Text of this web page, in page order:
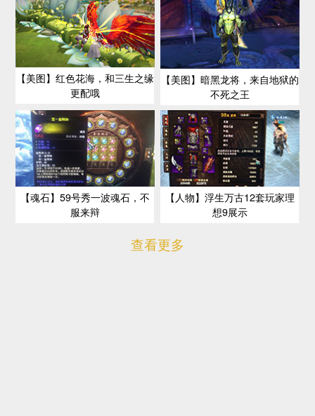
【美图】红色花海，和三生之缘
更配哦
【美图】暗黑龙将，来自地狱的
不死之王
【魂石】59号秀一波魂石，不
服来辩
【人物】浮生万古12套玩家理
想9展示
查看更多